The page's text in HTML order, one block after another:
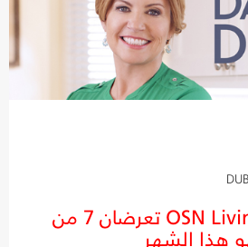
OSN Mezze وOSN Living تعرضان 7 من
هذا الشهر